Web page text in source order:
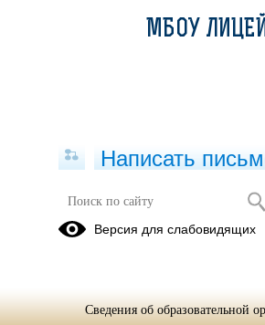
ЕГЭ по иностранному
часть)
С 2015 года вводится в штатный режим
МБОУ
Написать
Версия для слабовидящих
Сведения об образовательной